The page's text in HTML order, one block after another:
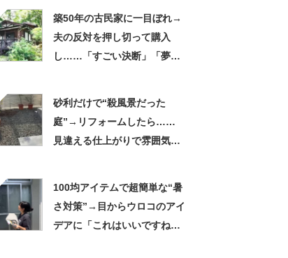
築50年の古民家に一目ぼれ→
夫の反対を押し切って購入
し……「すごい決断」「夢が
砂利だけで“殺風景だった
庭”→リフォームしたら……
見違える仕上がりで雰囲気ガ
100均アイテムで超簡単な“暑
さ対策”→目からウロコのアイ
デアに「これはいいですね」